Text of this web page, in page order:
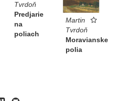
Tvrdoň
Predjarie
na
poliach
Martin
Tvrdoň
Moravianske
polia